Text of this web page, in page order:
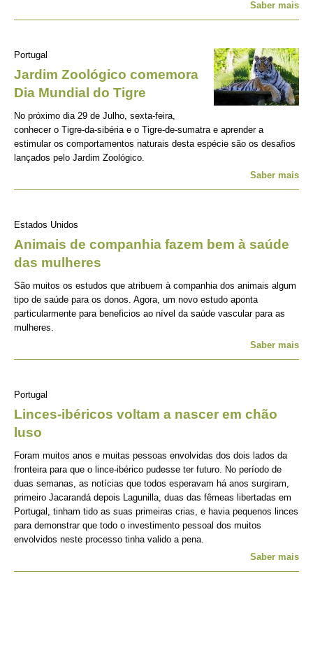
Saber mais
Portugal
Jardim Zoológico comemora
Dia Mundial do Tigre
No próximo dia 29 de Julho, sexta-feira,
conhecer o Tigre-da-sibéria e o Tigre-de-sumatra e aprender a
estimular os comportamentos naturais desta espécie são os desafios
lançados pelo Jardim Zoológico.
Saber mais
Estados Unidos
Animais de companhia fazem bem à saúde
das mulheres
São muitos os estudos que atribuem à companhia dos animais algum
tipo de saúde para os donos. Agora, um novo estudo aponta
particularmente para beneficios ao nível da saúde vascular para as
mulheres.
Saber mais
Portugal
Linces-ibéricos voltam a nascer em chão
luso
Foram muitos anos e muitas pessoas envolvidas dos dois lados da
fronteira para que o lince-ibérico pudesse ter futuro. No período de
duas semanas, as notícias que todos esperavam há anos surgiram,
primeiro Jacarandá depois Lagunilla, duas das fêmeas libertadas em
Portugal, tinham tido as suas primeiras crias, e havia pequenos linces
para demonstrar que todo o investimento pessoal dos muitos
envolvidos neste processo tinha valido a pena.
Saber mais